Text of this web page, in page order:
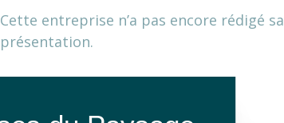
Cette entreprise n’a pas encore rédigé sa
présentation.